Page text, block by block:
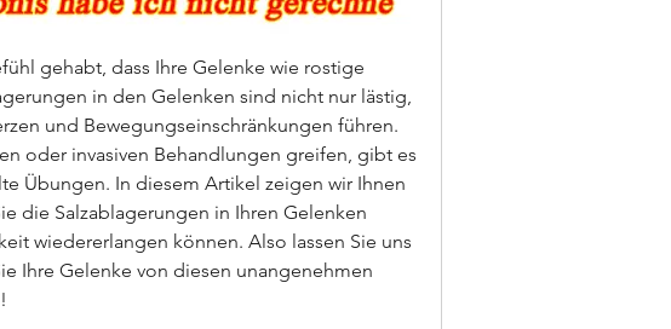
gehabt, dass Ihre Gelenke wie rostige
in den Gelenken sind nicht nur lästig,
und Bewegungseinschränkungen führen.
oder invasiven Behandlungen greifen, gibt es
Übungen. In diesem Artikel zeigen wir Ihnen
die Salzablagerungen in Ihren Gelenken
wiedererlangen können. Also lassen Sie uns
Ihre Gelenke von diesen unangenehmen